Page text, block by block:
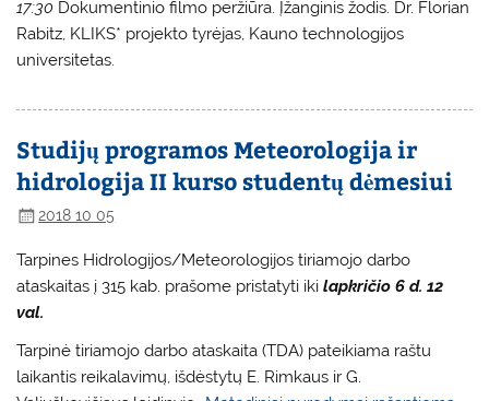
17:30 Dokumentinio filmo peržiūra. Įžanginis žodis. Dr. Florian
Rabitz, KLIKS* projekto tyrėjas, Kauno technologijos
universitetas.
Studijų programos Meteorologija ir
hidrologija II kurso studentų dėmesiui
2018 10 05
Tarpines Hidrologijos/Meteorologijos tiriamojo darbo
ataskaitas į 315 kab. prašome pristatyti ikilapkričio 6 d. 12
val.
Tarpinė tiriamojo darbo ataskaita (TDA) pateikiama raštu
laikantis reikalavimų, išdėstytų E. Rimkaus ir G.